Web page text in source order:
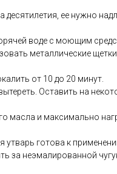
десятилетия, ее нужно
воде с моющим
металлические
от 10 до 20 минут.
Оставить на
масла и максимально
утварь готова к
за неэмалированной